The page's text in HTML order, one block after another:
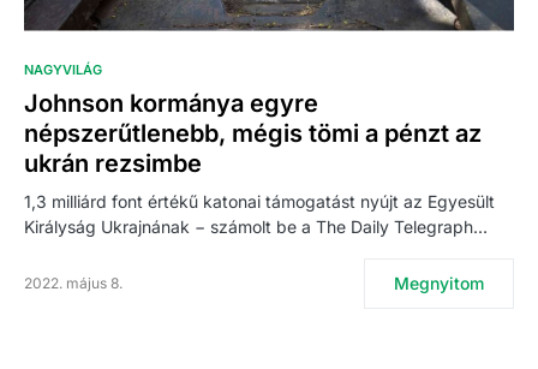
NAGYVILÁG
Johnson kormánya egyre
népszerűtlenebb, mégis tömi a pénzt az
ukrán rezsimbe
1,3 milliárd font értékű katonai támogatást nyújt az Egyesült
Királyság Ukrajnának − számolt be a The Daily Telegraph…
2022. május 8. Megnyitom